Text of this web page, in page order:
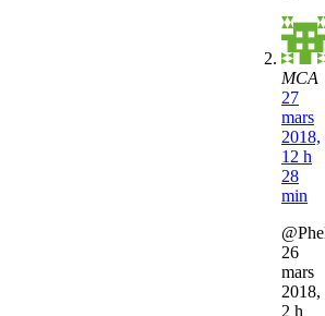
MCA
27
mars
2018,
12 h
28
min
26
mars
2018,
2 h